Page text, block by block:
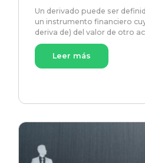
Un derivado puede ser
un instrumento financiero
deriva de) del valor de otro
Leer más